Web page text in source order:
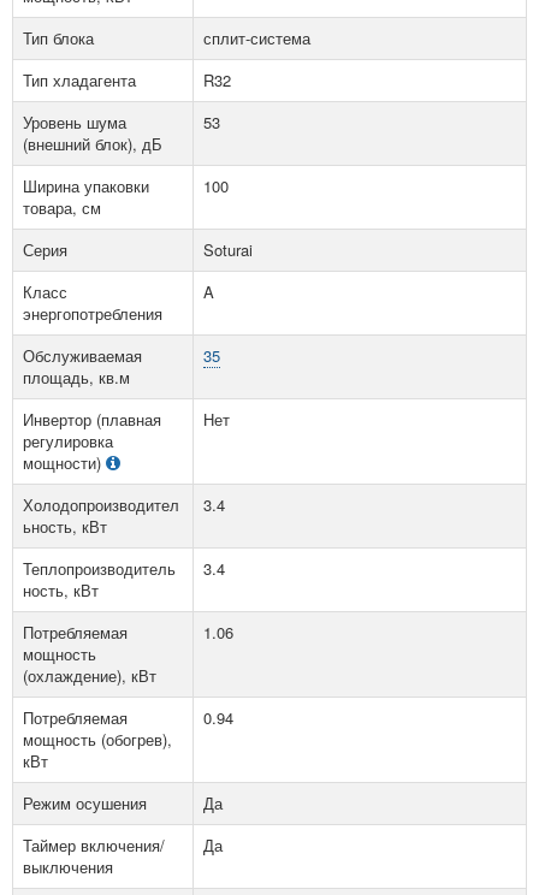
Тип блока
сплит-система
Тип хладагента
R32
Уровень шума
(внешний блок), дБ
53
Ширина упаковки
товара, см
100
Серия
Soturai
Класс
энергопотребления
A
Обслуживаемая
площадь, кв.м
35
Инвертор (плавная
регулировка
мощности)
Нет
Холодопроизводител
ьность, кВт
3.4
Теплопроизводитель
ность, кВт
3.4
Потребляемая
мощность
(охлаждение), кВт
1.06
Потребляемая
мощность (обогрев),
кВт
0.94
Режим осушения
Да
Таймер включения/
выключения
Да